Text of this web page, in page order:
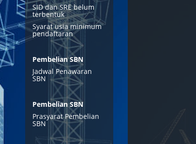
SID dan SRE belum
terbentuk
Syarat usia minimum
pendaftaran
Pembelian SBN
Jadwal Penawaran
SBN
Pembelian SBN
Prasyarat Pembelian
SBN